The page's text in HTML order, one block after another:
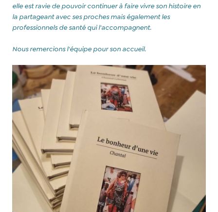
elle est ravie de pouvoir continuer à faire vivre son histoire en
la partageant avec ses proches mais également les
professionnels de santé qui l'accompagnent.
Nous remercions l'équipe pour son accueil.